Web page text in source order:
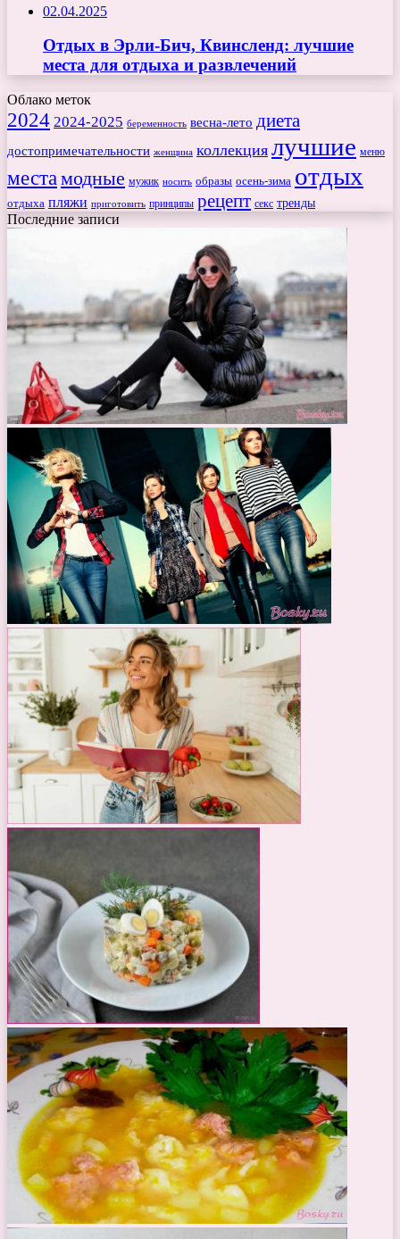
02.04.2025
Отдых в Эрли-Бич, Квинсленд: лучшие
места для отдыха и развлечений
Облако меток
2024 2024-2025 беременность весна-лето диета
достопримечательности женщина коллекция лучшие меню
места модные мужик носить образы осень-зима отдых
отдыха пляжи приготовить принципы рецепт секс тренды
Последние записи